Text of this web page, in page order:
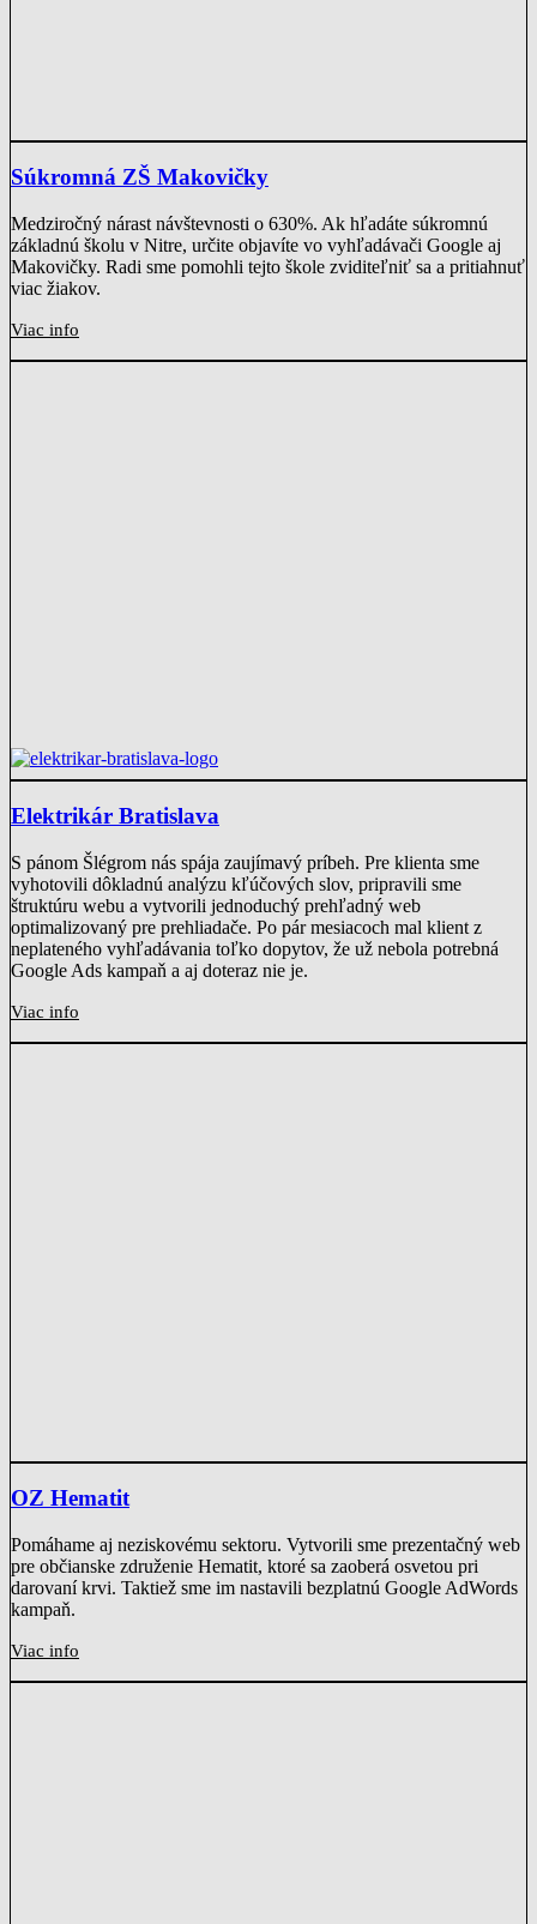
Súkromná ZŠ Makovičky
Medziročný nárast návštevnosti o 630%. Ak hľadáte súkromnú
základnú školu v Nitre, určite objavíte vo vyhľadávači Google aj
Makovičky. Radi sme pomohli tejto škole zviditeľniť sa a pritiahnuť
viac žiakov.
Viac info
Elektrikár Bratislava
S pánom Šlégrom nás spája zaujímavý príbeh. Pre klienta sme
vyhotovili dôkladnú analýzu kľúčových slov, pripravili sme
štruktúru webu a vytvorili jednoduchý prehľadný web
optimalizovaný pre prehliadače. Po pár mesiacoch mal klient z
neplateného vyhľadávania toľko dopytov, že už nebola potrebná
Google Ads kampaň a aj doteraz nie je.
Viac info
OZ Hematit
Pomáhame aj neziskovému sektoru. Vytvorili sme prezentačný web
pre občianske združenie Hematit, ktoré sa zaoberá osvetou pri
darovaní krvi. Taktiež sme im nastavili bezplatnú Google AdWords
kampaň.
Viac info